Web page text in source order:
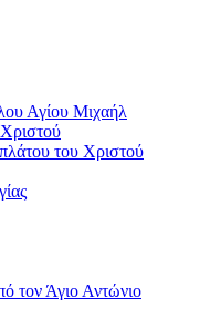
Αγίου Μιχαήλ
του Χριστού
τον Άγιο Αντώνιο